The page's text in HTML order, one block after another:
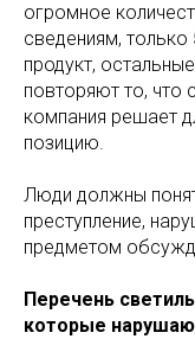
огромное
сведениям, только
продукт,
повторяют то, что
компания решает
позицию.
Люди должны
преступление,
предметом
Перечень
которые